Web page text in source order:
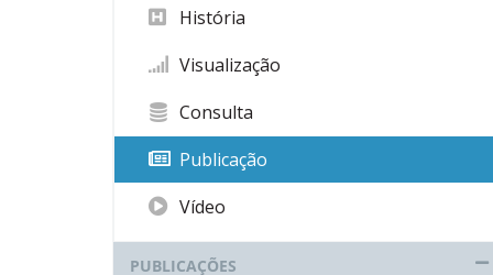
História
Visualização
Consulta
Publicação
Vídeo
PUBLICAÇÕES